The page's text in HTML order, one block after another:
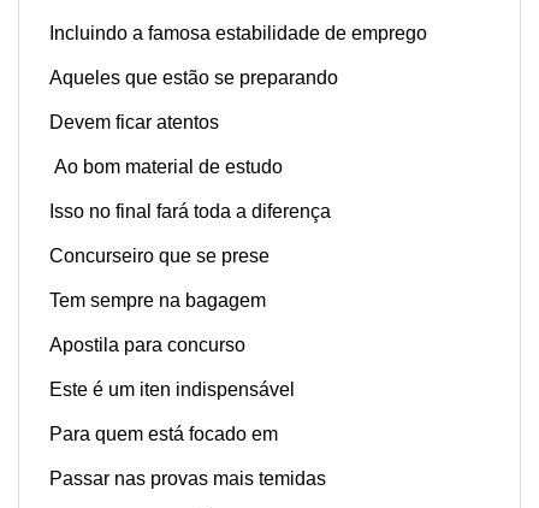
Incluindo a famosa estabilidade de emprego
Aqueles que estão se preparando
Devem ficar atentos
Ao bom material de estudo
Isso no final fará toda a diferença
Concurseiro que se prese
Tem sempre na bagagem
Apostila para concurso
Este é um iten indispensável
Para quem está focado em
Passar nas provas mais temidas